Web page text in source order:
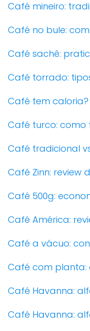
Café mineiro:
Café no bule:
Café sachê:
Café torrado:
Café tem
Café turco:
Café tradicional
Café Zinn: review
Café 500g:
Café América:
Café a vácuo:
Café com planta:
Café Havanna:
Café Havanna: